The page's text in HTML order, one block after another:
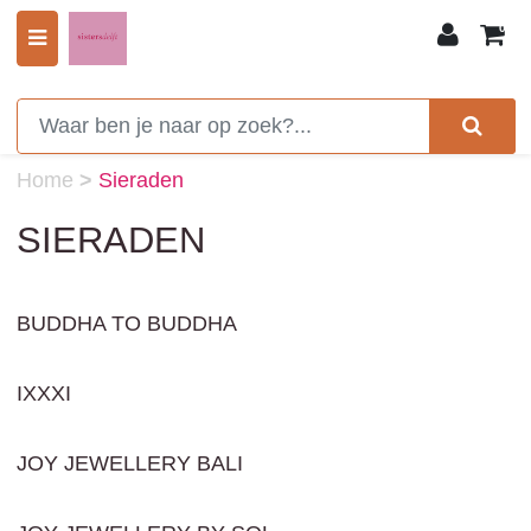
0
Home > Sieraden
SIERADEN
BUDDHA TO BUDDHA
IXXXI
JOY JEWELLERY BALI